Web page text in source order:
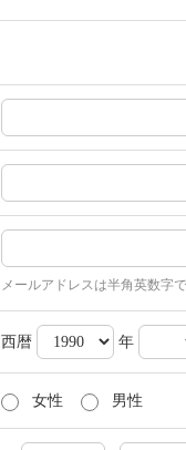
メールアドレスは半角英数字
西暦 年
女性 男性